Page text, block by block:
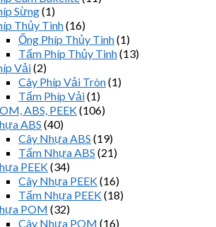
Sừng(1)
Thủy Tinh(16)
Ống Phíp Thủy Tinh(1)
Tấm Phíp Thủy Tinh(13)
Vải(2)
Cây Phíp Vải Tròn(1)
Tấm Phíp Vải(1)
ABS, PEEK(106)
ABS (40)
Cây Nhựa ABS (19)
Tấm Nhựa ABS (21)
PEEK(34)
Cây Nhựa PEEK(16)
Tấm Nhựa PEEK(18)
POM (32)
Cây Nhựa POM (16)